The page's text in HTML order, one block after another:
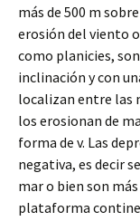
más de 500 m
erosión del viento
como planicies,
inclinación y con
localizan entre las
los erosionan de
forma de v. Las
negativa, es decir
mar o bien son
plataforma